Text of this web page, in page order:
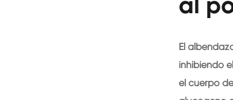
El
inhibiendo
el cuerpo